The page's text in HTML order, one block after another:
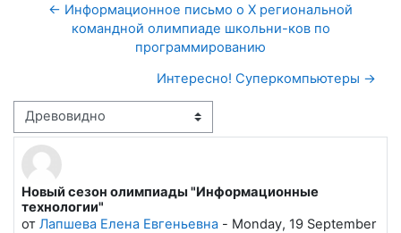
← Информационное письмо о X региональной
командной олимпиаде школьни-ков по
программированию
Интересно! Суперкомпьютеры →
Режим отображения
Новый сезон олимпиады "Информационные
технологии"
от Лапшева Елена Евгеньевна - Monday, 19 September
Количество ответов: 0